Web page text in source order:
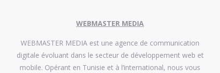
WEBMASTER MEDIA
WEBMASTER MEDIA est une agence de communication
digitale évoluant dans le secteur de développement web et
mobile. Opérant en Tunisie et à l’international, nous vous